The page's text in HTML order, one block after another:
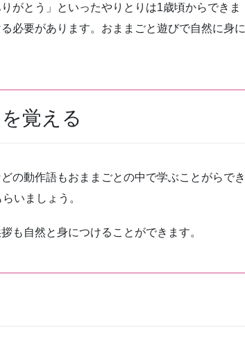
がとう」といったやりとりは1歳頃からできま
必要があります。おままごと遊びで自然に身に
覚える
の動作語もおままごとの中で学ぶことがらでき
いましょう。
も自然と身につけることができます。